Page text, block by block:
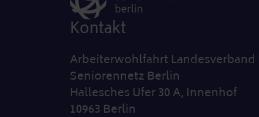
Kontakt
Arbeiterwohlfahrt Landesverband
Seniorennetz Berlin
Hallesches Ufer 30 A, Innenhof
10963 Berlin